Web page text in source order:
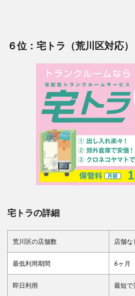
６位：宅トラ（荒川区対応）
宅トラの詳細
荒川区の店舗数 店舗な
最低利用期間 6ヶ月
即日利用 最短で